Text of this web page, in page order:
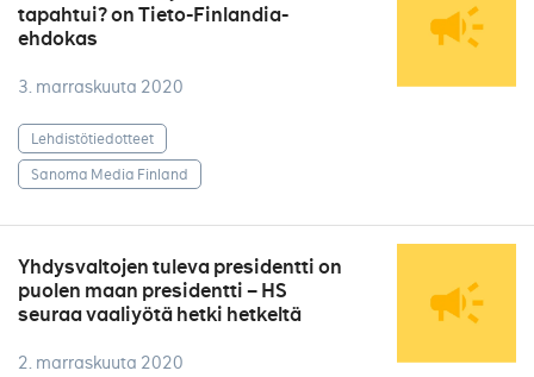
tapahtui? on Tieto-Finlandia-
ehdokas
3. marraskuuta 2020
Lehdistötiedotteet
Sanoma Media Finland
Yhdysvaltojen tuleva presidentti on
puolen maan presidentti – HS
seuraa vaaliyötä hetki hetkeltä
2. marraskuuta 2020